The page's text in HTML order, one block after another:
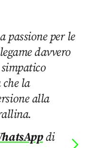
passione per le
davvero
la
alla
di